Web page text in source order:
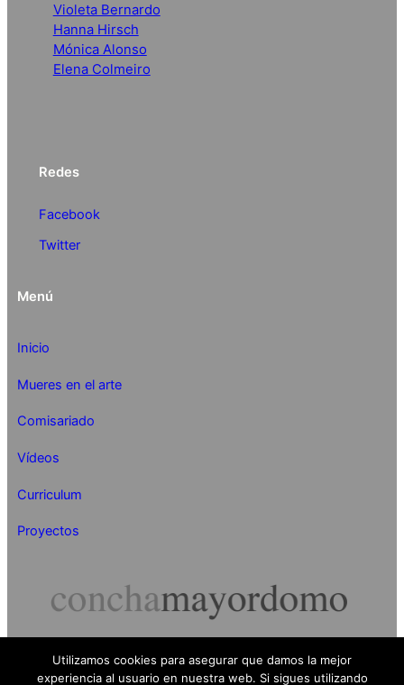
Violeta Bernardo
Hanna Hirsch
Mónica Alonso
Elena Colmeiro
Redes
Facebook
Twitter
Menú
Inicio
Mueres en el arte
Comisariado
Vídeos
Curriculum
Proyectos
Concha Mayordomo 2024
Utilizamos cookies para asegurar que damos la mejor
experiencia al usuario en nuestra web. Si sigues utilizando